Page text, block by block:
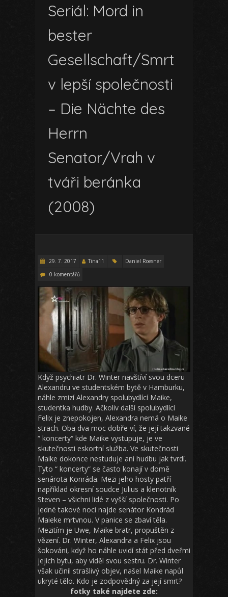
Seriál: Mord in
bester
Gesellschaft/Smrt
v lepší společnosti
– Die Nächte des
Herrn
Senator/Vrah v
tváři beránka
(2008)
29. 7. 2017 Tina11
Daniel Roesner
0 komentářů
Když psychiatr Dr. Winter navštíví svou dceru
Alexandru ve studentském bytě v Hamburku,
náhle zmizí Alexandry spolubydlící Maike,
studentka hudby. Ačkoliv další spolubydlící
Felix je znepokojen, Alexandra nemá o Maike
strach. Oba dva moc dobře ví, že její takzvané
“ koncerty“ kde Maike vystupuje, je ve
skutečnosti eskortní služba. Ve skutečnosti
Maike dokonce nestuduje ani hudbu jak tvrdí.
Tyto “ koncerty“ se často konají v domě
senárota Konráda. Mezi jeho hosty patří
například okresní soudce Julius a klenotník
Steven – všichni lidé z vyšší společnosti. Po
jedné takové noci najde senátor Kondrád
Maieke mrtvnou. V panice se zbaví těla.
Mezitím je Uwe, Maike bratr, propuštěn z
vězení. Dr. Winter, Alexandra a Felix jsou
šokováni, když ho náhle uvidí stát před dveřmi
jejich bytu, aby viděl svou sestru. Dr. Winter
však učinil strašlivý objev, našel Maike napůl
ukryté tělo. Kdo je zodpovědný za její smrt?
fotky také najdete zde: